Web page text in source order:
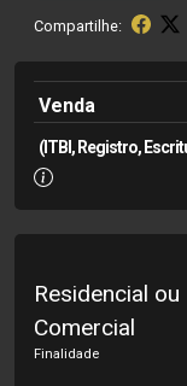
Compartilhe:
Venda
(ITBI, Registro,
Residencial ou
Comercial
Finalidade